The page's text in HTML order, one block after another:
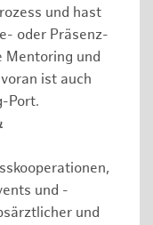
und hast
oder Präsenz-
Mentoring und
ist auch
Port.
und -
und